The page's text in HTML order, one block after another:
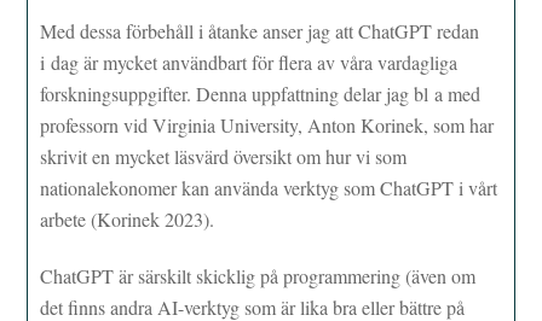
Med dessa förbehåll i åtanke anser jag att ChatGPT redan
i dag är mycket användbart för flera av våra vardagliga
forskningsuppgifter. Denna uppfattning delar jag bl a med
professorn vid Virginia University, Anton Korinek, som har
skrivit en mycket läsvärd översikt om hur vi som
nationalekonomer kan använda verktyg som ChatGPT i vårt
arbete (Korinek 2023).
ChatGPT är särskilt skicklig på programmering (även om
det finns andra AI-verktyg som är lika bra eller bättre på